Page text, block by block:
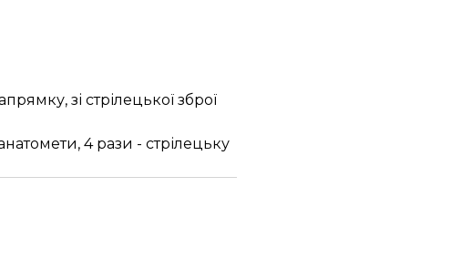
зі стрілецької зброї
4 рази - стрілецьку